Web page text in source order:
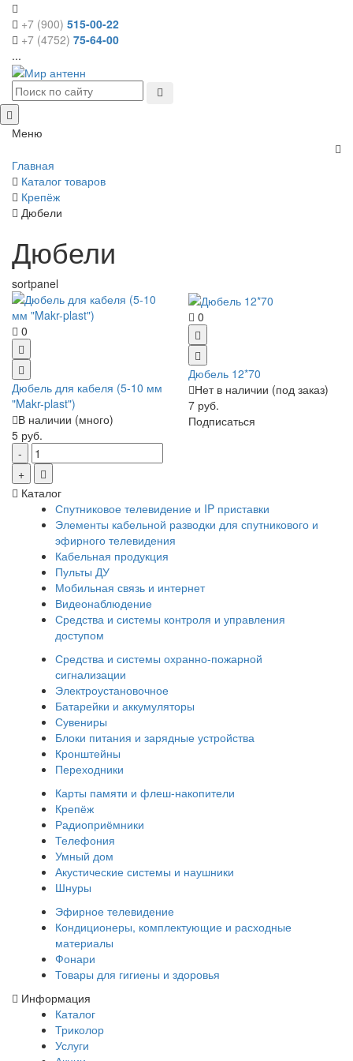
+7 (900) 515-00-22
+7 (4752) 75-64-00
...
Меню
Главная
Каталог товаров
Крепёж
Дюбели
Дюбели
sortpanel
0
Дюбель для кабеля (5-10 мм
"Makr-plast")
В наличии (много)
5 руб.
0
Дюбель 12*70
Нет в наличии (под заказ)
7 руб.
Подписаться
Каталог
Спутниковое телевидение и IP приставки
Элементы кабельной разводки для спутникового и
эфирного телевидения
Кабельная продукция
Пульты ДУ
Мобильная связь и интернет
Видеонаблюдение
Средства и системы контроля и управления
доступом
Средства и системы охранно-пожарной
сигнализации
Электроустановочное
Батарейки и аккумуляторы
Сувениры
Блоки питания и зарядные устройства
Кронштейны
Переходники
Карты памяти и флеш-накопители
Крепёж
Радиоприёмники
Телефония
Умный дом
Акустические системы и наушники
Шнуры
Эфирное телевидение
Кондиционеры, комплектующие и расходные
материалы
Фонари
Товары для гигиены и здоровья
Информация
Каталог
Триколор
Услуги